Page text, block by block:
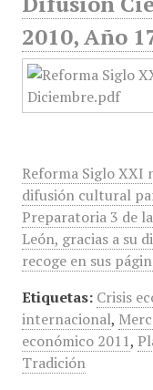
2010, Año
Reforma Siglo XXI
difusión cultural
Preparatoria 3 de
León, gracias a su
recoge en sus
Etiquetas: Crisis
internacional,
económico 2011,
Tradición